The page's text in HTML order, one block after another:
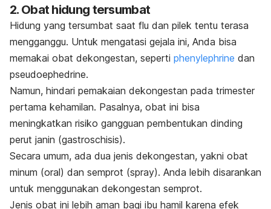
2. Obat hidung tersumbat
Hidung yang tersumbat saat flu dan pilek tentu terasa
mengganggu. Untuk mengatasi gejala ini, Anda bisa
memakai obat dekongestan, seperti phenylephrine dan
pseudoephedrine.
Namun, hindari pemakaian dekongestan pada trimester
pertama kehamilan. Pasalnya, obat ini bisa
meningkatkan risiko gangguan pembentukan dinding
perut janin (gastroschisis).
Secara umum, ada dua jenis dekongestan, yakni obat
minum (oral) dan semprot (spray). Anda lebih disarankan
untuk menggunakan dekongestan semprot.
Jenis obat ini lebih aman bagi ibu hamil karena efek